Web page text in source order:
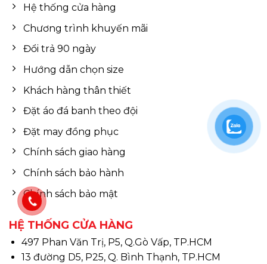
Hệ thống cửa hàng
Chương trình khuyến mãi
Đổi trả 90 ngày
Hướng dẫn chọn size
Khách hàng thân thiết
Đặt áo đá banh theo đội
Đặt may đồng phục
Chính sách giao hàng
Chính sách bảo hành
Chính sách bảo mật
HỆ THỐNG CỬA HÀNG
497 Phan Văn Trị, P5, Q.Gò Vấp, TP.HCM
13 đường D5, P25, Q. Bình Thạnh, TP.HCM